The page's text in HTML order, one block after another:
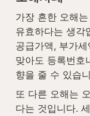
가장 흔한 오해
유효하다는 생각
공급가액, 부가
맞아도 등록번호
향을 줄 수 있습
또 다른 오해는
다는 것입니다.